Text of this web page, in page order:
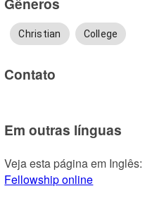
Christian College
Contato
Em outras línguas
Veja esta página em Inglês:
Fellowship online